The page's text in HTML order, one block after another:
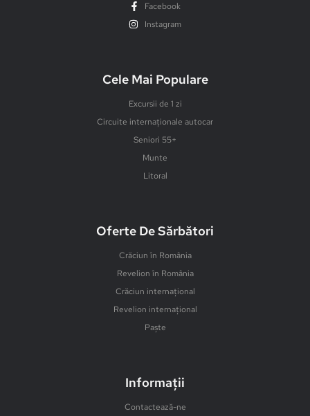
Facebook
Instagram
Cele Mai Populare
Excursii de 1 zi
Circuite internaționale autocar
Seniori 55+
Munte
Litoral
Oferte De Sărbători
Crăciun în România
Revelion în România
Crăciun internațional
Revelion internațional
Paște
Informații
Contactează-ne